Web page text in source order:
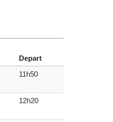
Depart
11h50
12h20